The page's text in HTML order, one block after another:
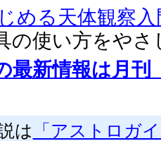
める天体観察入
の使い方をやさ
最新情報は月
は 「アストロガ